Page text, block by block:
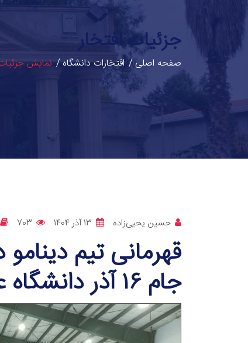
جزئیات افتخار
صفحه اصلی افتخارات دانشگاه نمایش
حسین یحیی‌زاده 13 آذر 1404 703
قهرمانی تیم
جام ۱۶ آذر دانشگاه علوم و فنون مازندران